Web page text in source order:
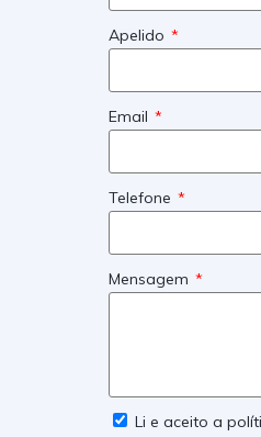
Apelido
Email
Telefone
Mensagem
Li e aceito a